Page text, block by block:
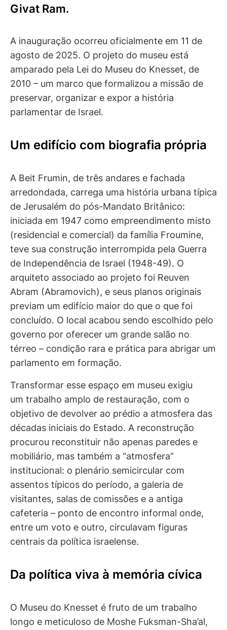
Givat Ram.
A inauguração ocorreu oficialmente em 11 de
agosto de 2025. O projeto do museu está
amparado pela Lei do Museu do Knesset, de
2010 – um marco que formalizou a missão de
preservar, organizar e expor a história
parlamentar de Israel.
Um edifício com biografia própria
A Beit Frumin, de três andares e fachada
arredondada, carrega uma história urbana típica
de Jerusalém do pós-Mandato Britânico:
iniciada em 1947 como empreendimento misto
(residencial e comercial) da família Froumine,
teve sua construção interrompida pela Guerra
de Independência de Israel (1948-49). O
arquiteto associado ao projeto foi Reuven
Abram (Abramovich), e seus planos originais
previam um edifício maior do que o que foi
concluído. O local acabou sendo escolhido pelo
governo por oferecer um grande salão no
térreo – condição rara e prática para abrigar um
parlamento em formação.
Transformar esse espaço em museu exigiu
um trabalho amplo de restauração, com o
objetivo de devolver ao prédio a atmosfera das
décadas iniciais do Estado. A reconstrução
procurou reconstituir não apenas paredes e
mobiliário, mas também a “atmosfera”
institucional: o plenário semicircular com
assentos típicos do período, a galeria de
visitantes, salas de comissões e a antiga
cafeteria – ponto de encontro informal onde,
entre um voto e outro, circulavam figuras
centrais da política israelense.
Da política viva à memória cívica
O Museu do Knesset é fruto de um trabalho
longo e meticuloso de Moshe Fuksman-Sha’al,